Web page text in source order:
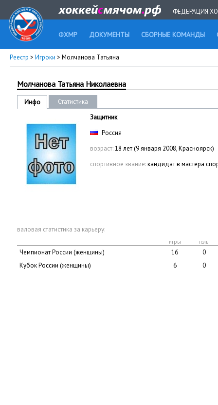
ФЕДЕРАЦИЯ
ФХМР ДОКУМЕНТЫ СБОРНЫЕ КОМАНДЫ
Реестр > Игроки > Молчанова Татьяна
Молчанова Татьяна Николаевна
Инфо
Статистика
Защитник
Россия
возраст:18 лет (9 января 2008, Красноярск)
спортивное звание:кандидат в мастера
валовая статистика за карьеру:
игры голы
Чемпионат России (женщины) 16
0
Кубок России (женщины)
6 0